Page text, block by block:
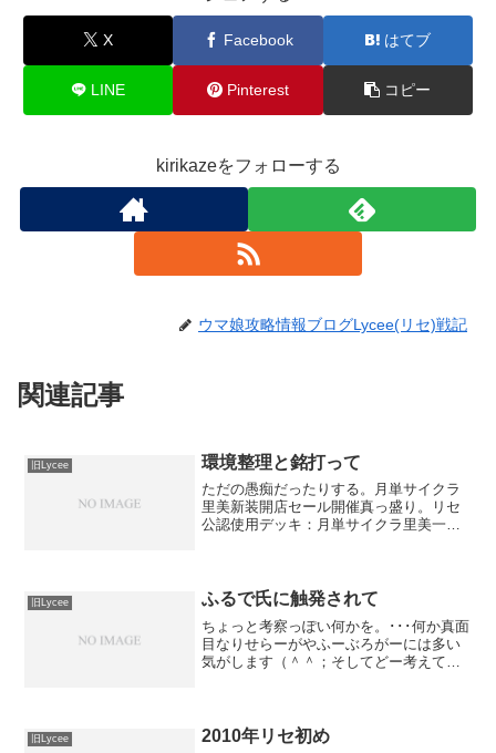
X Facebook はてブ
LINE Pinterest コピー
kirikazeをフォローする
ウマ娘攻略情報ブログLycee(リセ)戦記
関連記事
旧Lycee 環境整理と銘打って
ただの愚痴だったりする。月単サイクラ
里美新装開店セール開催真っ盛り。リセ
公認使用デッキ：月単サイクラ里美一回
きて厳しい展開。途中梶原...
旧Lycee ふるで氏に触発されて
ちょっと考察っぽい何かを。･･･何か真面
目なりせらーがやふーぶろがーには多い
気がします（＾＾；そしてどー考えても
てみます。･･･昔の...
旧Lycee 2010年リセ初め